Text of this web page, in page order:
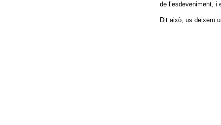
de l’esdeveniment, i
Dit això, us deixem